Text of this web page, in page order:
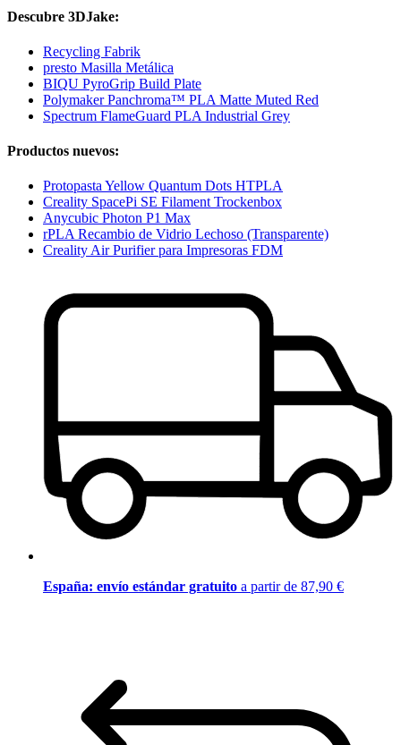
Descubre 3DJake:
Recycling Fabrik
presto Masilla Metálica
BIQU PyroGrip Build Plate
Polymaker Panchroma™ PLA Matte Muted Red
Spectrum FlameGuard PLA Industrial Grey
Productos nuevos:
Protopasta Yellow Quantum Dots HTPLA
Creality SpacePi SE Filament Trockenbox
Anycubic Photon P1 Max
rPLA Recambio de Vidrio Lechoso (Transparente)
Creality Air Purifier para Impresoras FDM
España: envío estándar gratuito a partir de 87,90 €